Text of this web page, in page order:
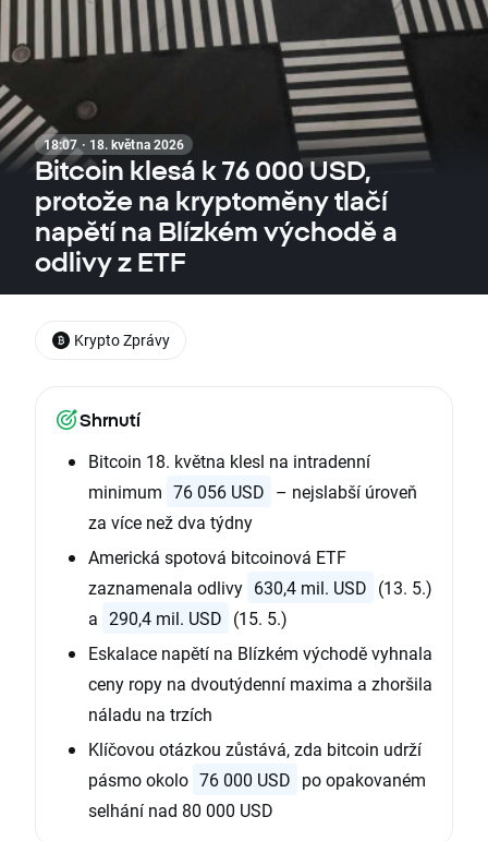
18:07 · 18. května 2026
Bitcoin klesá k 76 000 USD,
protože na kryptoměny tlačí
napětí na Blízkém východě a
odlivy z ETF
Shrnutí
Bitcoin 18. května klesl na intradenní
minimum 76 056 USD – nejslabší úroveň
za více než dva týdny
Americká spotová bitcoinová ETF
zaznamenala odlivy 630,4 mil. USD (13. 5.)
a 290,4 mil. USD (15. 5.)
Eskalace napětí na Blízkém východě vyhnala
ceny ropy na dvoutýdenní maxima a zhoršila
náladu na trzích
Klíčovou otázkou zůstává, zda bitcoin udrží
pásmo okolo 76 000 USD po opakovaném
selhání nad 80 000 USD
Krypto Zprávy